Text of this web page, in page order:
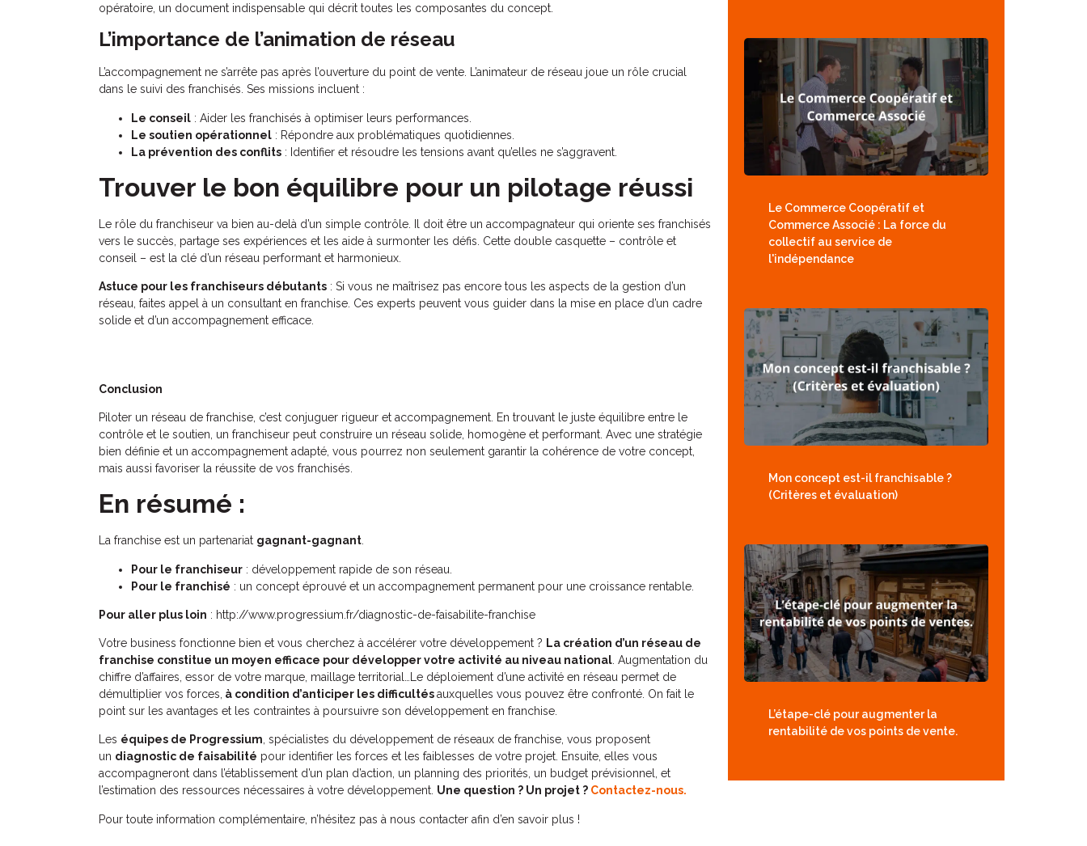
opératoire, un document indispensable qui décrit toutes les composantes du concept.
L’importance de l’animation de réseau
L’accompagnement ne s’arrête pas après l’ouverture du point de vente. L’animateur de réseau joue un rôle crucial
dans le suivi des franchisés. Ses missions incluent :
Le conseil : Aider les franchisés à optimiser leurs performances.
Le soutien opérationnel : Répondre aux problématiques quotidiennes.
La prévention des conflits : Identifier et résoudre les tensions avant qu’elles ne s’aggravent.
Trouver le bon équilibre pour un pilotage réussi
Le rôle du franchiseur va bien au-delà d’un simple contrôle. Il doit être un accompagnateur qui oriente ses franchisés
vers le succès, partage ses expériences et les aide à surmonter les défis. Cette double casquette – contrôle et
conseil – est la clé d’un réseau performant et harmonieux.
Astuce pour les franchiseurs débutants : Si vous ne maîtrisez pas encore tous les aspects de la gestion d’un
réseau, faites appel à un consultant en franchise. Ces experts peuvent vous guider dans la mise en place d’un cadre
solide et d’un accompagnement efficace.
Conclusion
Piloter un réseau de franchise, c’est conjuguer rigueur et accompagnement. En trouvant le juste équilibre entre le
contrôle et le soutien, un franchiseur peut construire un réseau solide, homogène et performant. Avec une stratégie
bien définie et un accompagnement adapté, vous pourrez non seulement garantir la cohérence de votre concept,
mais aussi favoriser la réussite de vos franchisés.
En résumé :
La franchise est un partenariat gagnant-gagnant.
Pour le franchiseur : développement rapide de son réseau.
Pour le franchisé : un concept éprouvé et un accompagnement permanent pour une croissance rentable.
Pour aller plus loin : http://www.progressium.fr/diagnostic-de-faisabilite-franchise
Votre business fonctionne bien et vous cherchez à accélérer votre développement ? La création d’un réseau de
franchise constitue un moyen efficace pour développer votre activité au niveau national . Augmentation du
chiffre d’affaires, essor de votre marque, maillage territorial…Le déploiement d’une activité en réseau permet de
démultiplier vos forces, à condition d’anticiper les difficultésauxquelles vous pouvez être confronté. On fait le
point sur les avantages et les contraintes à poursuivre son développement en franchise.
Les équipes de Progressium, spécialistes du développement de réseaux de franchise, vous proposent
un diagnostic de faisabilité pour identifier les forces et les faiblesses de votre projet. Ensuite, elles vous
accompagneront dans l’établissement d’un plan d’action, un planning des priorités, un budget prévisionnel, et
l’estimation des ressources nécessaires à votre développement. Une question ? Un projet ? Contactez-nous.
Pour toute information complémentaire, n’hésitez pas à nous contacter afin d’en savoir plus !
Le Commerce Coopératif et
Commerce Associé : La force du
collectif au service de
l'indépendance
Mon concept est-il franchisable ?
(Critères et évaluation)
L’étape-clé pour augmenter la
rentabilité de vos points de vente.